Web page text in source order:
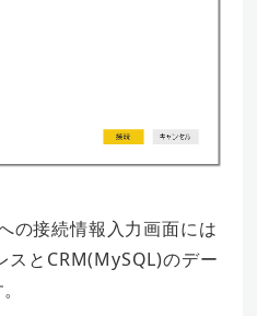
の接続情報入力画面には
スとCRM(MySQL)のデー